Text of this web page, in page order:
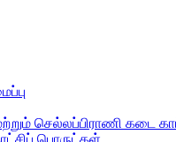
செல்லப்பிராணி கடை
பொருட்கள்